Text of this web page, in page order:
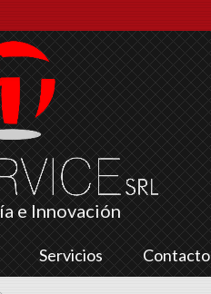
e Innovación
Servicios Contacto